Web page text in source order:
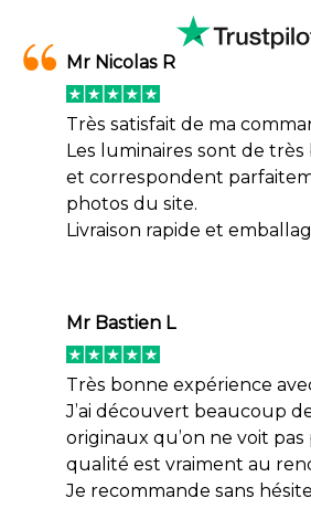
Mr Nicolas R
Très satisfait de ma
Les luminaires sont de
et correspondent
photos du site.
Livraison rapide et
Mr Bastien L
Très bonne expérience
J’ai découvert beaucoup
originaux qu’on ne voit
qualité est vraiment au
Je recommande sans